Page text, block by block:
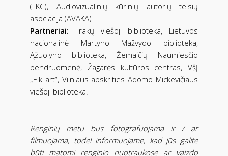
(LKC), Audiovizualinių kūrinių autorių teisių
asociacija (AVAKA)
Partneriai: Trakų viešoji biblioteka, Lietuvos
nacionalinė Martyno Mažvydo biblioteka,
Ąžuolyno biblioteka, Žemaičių Naumiesčio
bendruomenė, Žagarės kultūros centras, VšĮ
„Eik art“, Vilniaus apskrities Adomo Mickevičiaus
viešoji biblioteka.
Renginių metu bus fotografuojama ir / ar
filmuojama, todėl informuojame, kad jūs galite
būti matomi renginio nuotraukose ar vaizdo